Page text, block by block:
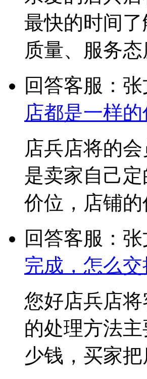
最快的时间
质量、服务
回答客服：
店都是一样
店兵店将的
是卖家自己
价位，店铺
回答客服：
完成，怎么交
您好店兵店
的处理方法
少钱，买家